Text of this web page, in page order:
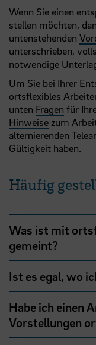
Wenn Sie einen
stellen möchten,
untenstehenden
unterschrieben,
notwendige
Um Sie bei Ihrer
ortsflexibles
unten Fragen für
Hinweisezum
alternierenden
Gültigkeit haben.
Häufig
Was ist mit
gemeint?
Ist es egal, wo
Habe ich einen
Vorstellungen